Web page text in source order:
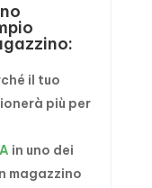
il tuo
più per
in uno dei
magazzino